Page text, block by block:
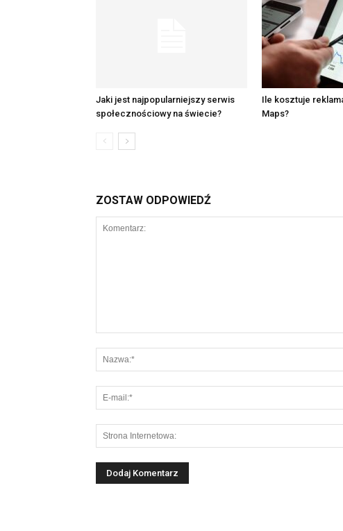
Jaki jest najpopularniejszy serwis
społecznościowy na świecie?
Ile kosztuje
Maps?
ZOSTAW ODPOWIEDŹ